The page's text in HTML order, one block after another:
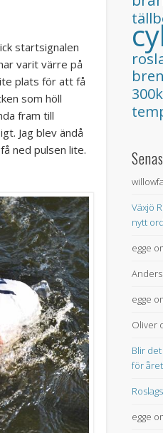
startsignalen
varit värre på
plats för att få
som höll
fram till
Jag blev ändå
ned pulsen lite.
Växjö
nytt
egge
Anders
egge
Oliver
Blir
för året
egge